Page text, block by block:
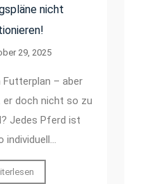
nicht
29, 2025
Futterplan – aber
er doch nicht so zu
Jedes Pferd ist
individuell…